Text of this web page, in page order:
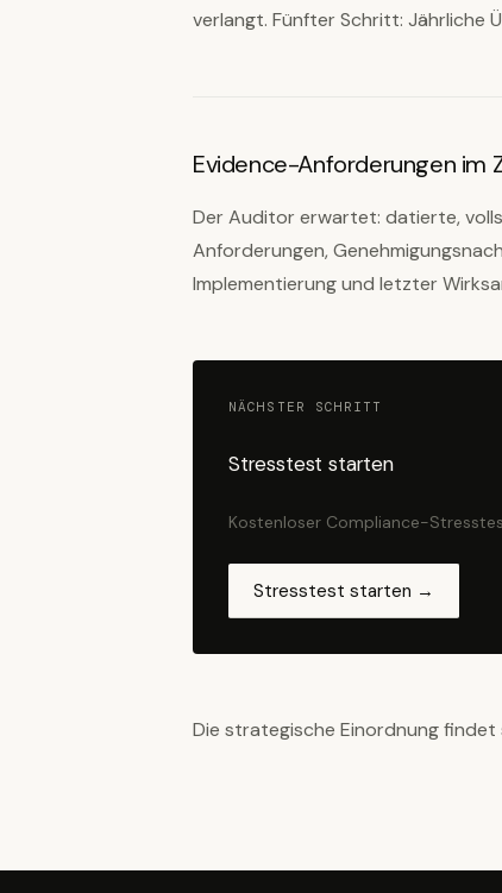
verlangt. Fünfter Schritt: Jährliche
Evidence-Anforderungen im
Der Auditor erwartet: datierte,
Anforderungen,
Implementierung und letzter
NÄCHSTER SCHRITT
Stresstest starten
Kostenloser Compliance-
Stresstest starten →
Die strategische Einordnung findet